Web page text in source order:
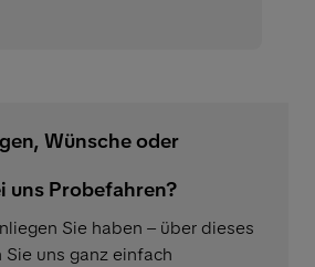
Wünsche oder
uns Probefahren?
Sie haben – über dieses
Sie uns ganz einfach